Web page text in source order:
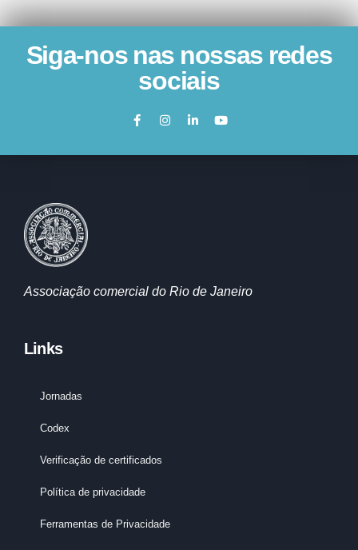
Siga-nos nas nossas redes
sociais
Associação comercial do Rio de Janeiro
Links
Jornadas
Codex
Verificação de certificados
Política de privacidade
Ferramentas de Privacidade